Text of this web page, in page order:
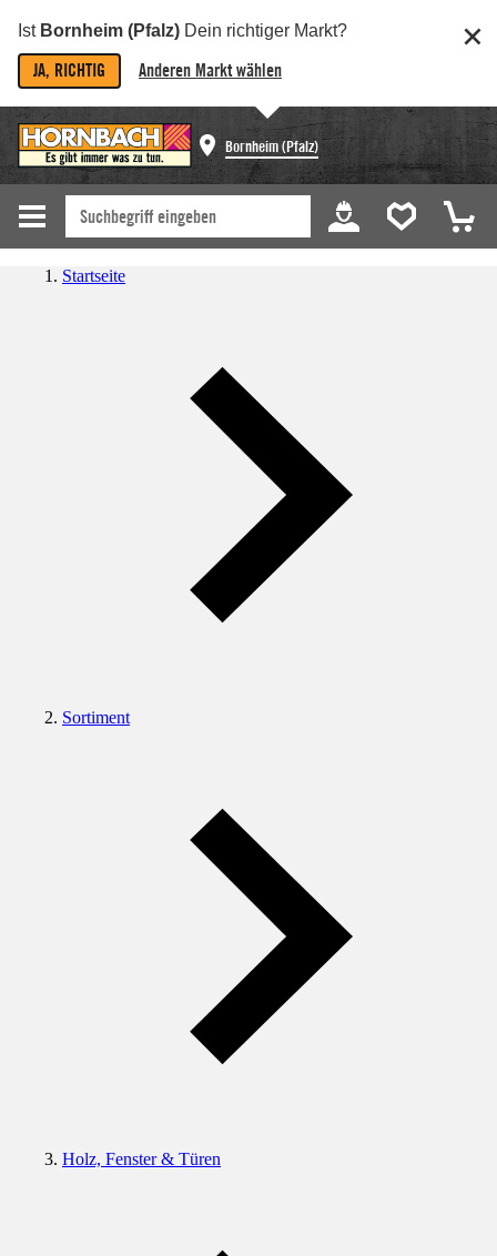
Ist Bornheim (Pfalz) Dein richtiger Markt?
JA, RICHTIG Anderen Markt wählen
Bornheim (Pfalz)
Startseite
Sortiment
Holz, Fenster & Türen